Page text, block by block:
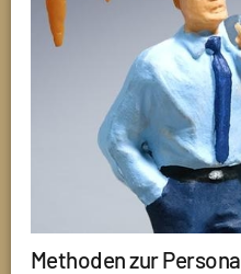
Methoden zur